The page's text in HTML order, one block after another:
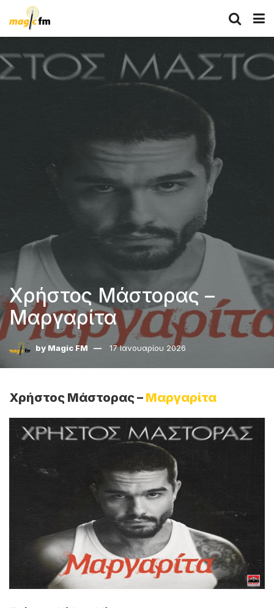
Χρήστος Μάστορας –
Μαργαρίτα
by Magic FM 17 Ιανουαρίου 2026
Χρήστος Μάστορας – Μαργαρίτα